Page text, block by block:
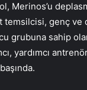
Merinos’u
temsilcisi, genç
grubuna sahip
yardımcı